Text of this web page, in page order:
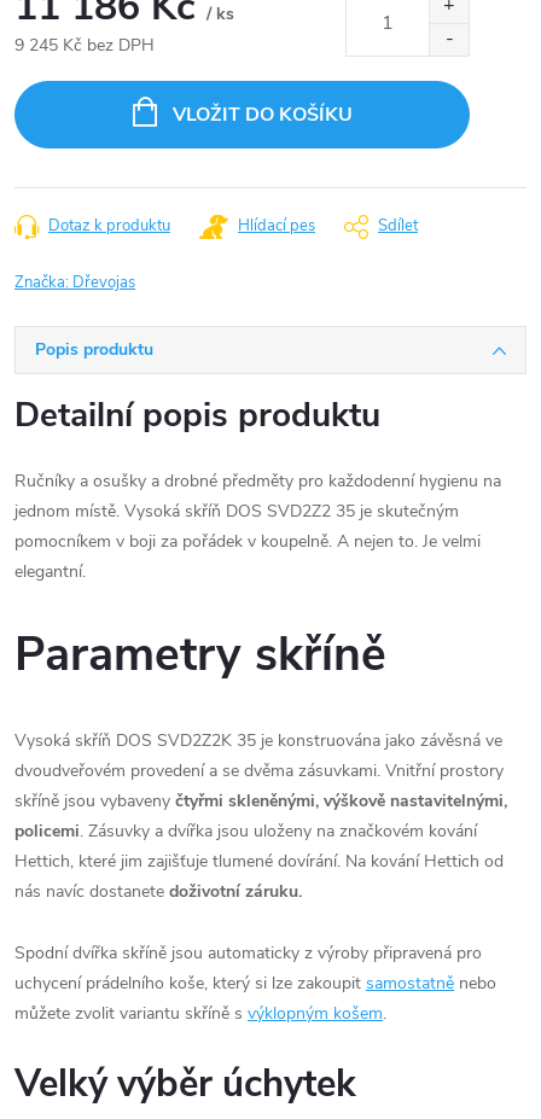
/ ks
9 245 Kč bez DPH
cena:
VLOŽIT DO KOŠÍKU
Dotaz k produktu Hlídací pes Sdílet
Značka: Dřevojas
Popis produktu
Detailní popis produktu
Ručníky a osušky a drobné předměty pro každodenní hygienu na
jednom místě. Vysoká skříň DOS SVD2Z2 35 je skutečným
pomocníkem v boji za pořádek v koupelně. A nejen to. Je velmi
elegantní.
Parametry skříně
Vysoká skříň DOS SVD2Z2K 35 je konstruována jako závěsná ve
dvoudveřovém provedení a se dvěma zásuvkami. Vnitřní prostory
skříně jsou vybaveny čtyřmi skleněnými, výškově nastavitelnými,
policemi. Zásuvky a dvířka jsou uloženy na značkovém kování
Hettich, které jim zajišťuje tlumené dovírání. Na kování Hettich od
nás navíc dostanete doživotní záruku.
Spodní dvířka skříně jsou automaticky z výroby připravená pro
uchycení prádelního koše, který si lze zakoupit samostatně nebo
můžete zvolit variantu skříně s výklopným košem.
Velký výběr úchytek